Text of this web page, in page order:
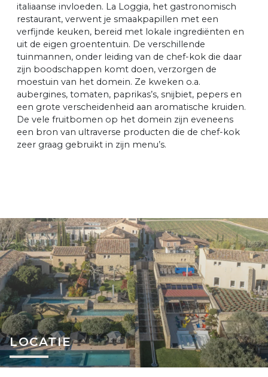
italiaanse invloeden. La Loggia, het gastronomisch
restaurant, verwent je smaakpapillen met een
verfijnde keuken, bereid met lokale ingrediënten en
uit de eigen groententuin. De verschillende
tuinmannen, onder leiding van de chef-kok die daar
zijn boodschappen komt doen, verzorgen de
moestuin van het domein. Ze kweken o.a.
aubergines, tomaten, paprikas’s, snijbiet, pepers en
een grote verscheidenheid aan aromatische kruiden.
De vele fruitbomen op het domein zijn eveneens
een bron van ultraverse producten die de chef-kok
zeer graag gebruikt in zijn menu’s.
LOCATIE